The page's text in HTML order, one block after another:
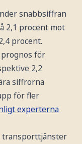
snabbsiffran
2,1 procent mot
procent.
prognos för
2,2
siffrorna
för fler
experterna
transporttjänster